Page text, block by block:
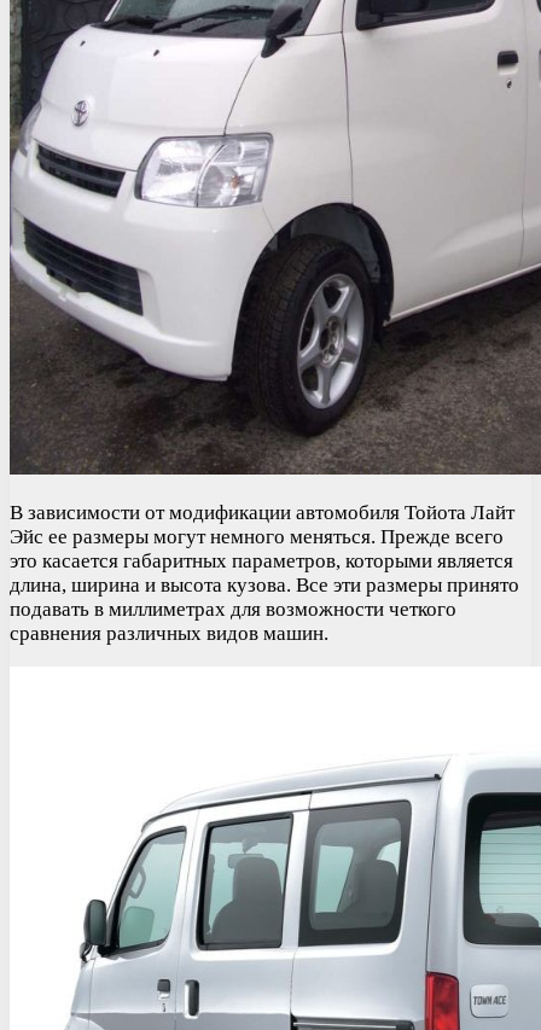
В зависимости от модификации автомобиля Тойота Лайт
Эйс ее размеры могут немного меняться. Прежде всего
это касается габаритных параметров, которыми является
длина, ширина и высота кузова. Все эти размеры принято
подавать в миллиметрах для возможности четкого
сравнения различных видов машин.